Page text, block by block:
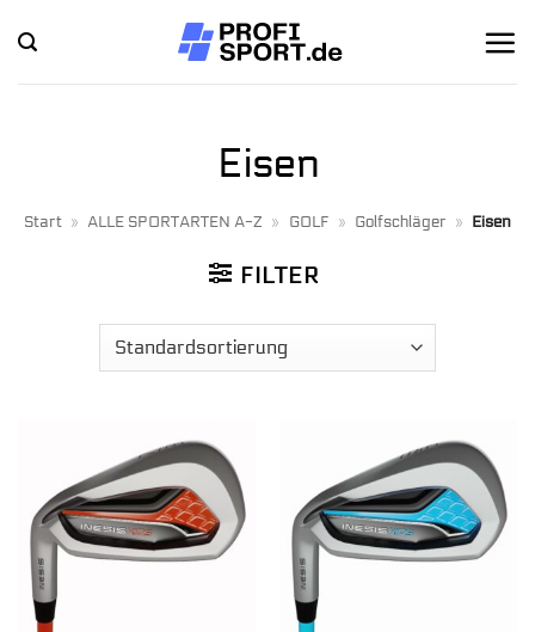
Inhalt
springen
Eisen
Start » ALLE SPORTARTEN A-Z » GOLF » Golfschläger » Eisen
FILTER